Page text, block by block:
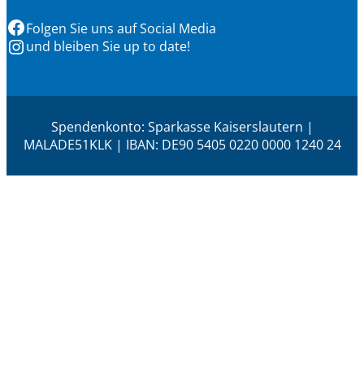
Facebook
Instagram
Folgen Sie uns auf Social Media
und bleiben Sie up to date!
Spendenkonto: Sparkasse Kaiserslautern |
MALADE51KLK | IBAN: DE90 5405 0220 0000 1240 24